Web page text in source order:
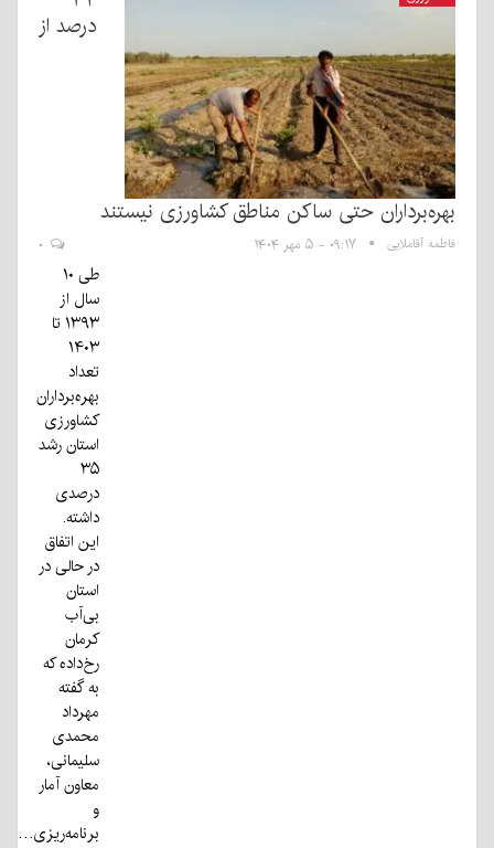
درصد از
بهره‌برداران حتی ساکن مناطق کشاورزی نیستند
فاطمه آقاملایی ۰۹:۱۷ - ۵ مهر ۱۴۰۴
طی ۱۰
سال از
۱۳۹۳ تا
۱۴۰۳
تعداد
بهره‌برداران
کشاورزی
استان رشد
۳۵
درصدی
داشته.
این اتفاق
در حالی در
استان
بی‌آب
کرمان
رخ‌داده که
به گفته
مهرداد
محمدی
سلیمانی،
معاون آمار
و
برنامه‌ریزی…